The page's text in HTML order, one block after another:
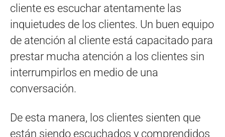
cliente es escuchar atentamente las
inquietudes de los clientes. Un buen equipo
de atención al cliente está capacitado para
prestar mucha atención a los clientes sin
interrumpirlos en medio de una
conversación.
De esta manera, los clientes sienten que
están siendo escuchados y comprendidos